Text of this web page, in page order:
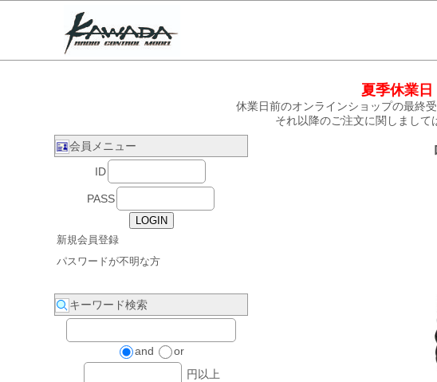
夏季休業日
休業日前のオンラインショップの最終
それ以降のご注文に関しまして
会員メニュー
ID
PASS
新規会員登録
パスワードが不明な方
キーワード検索
and
or
円以上